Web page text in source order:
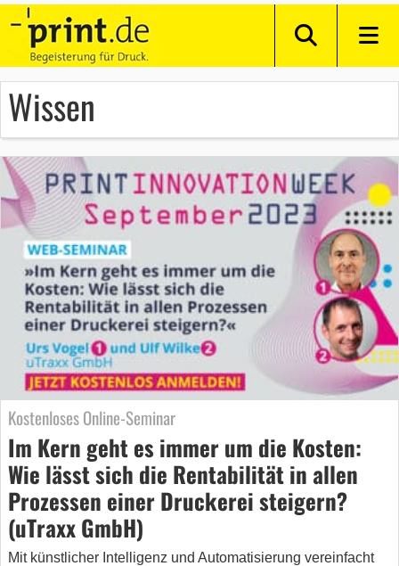
Wissen
Kostenloses Online-Seminar
Im Kern geht es immer um die Kosten:
Wie lässt sich die Rentabilität in allen
Prozessen einer Druckerei steigern?
(uTraxx GmbH)
Mit künstlicher Intelligenz und Automatisierung vereinfacht